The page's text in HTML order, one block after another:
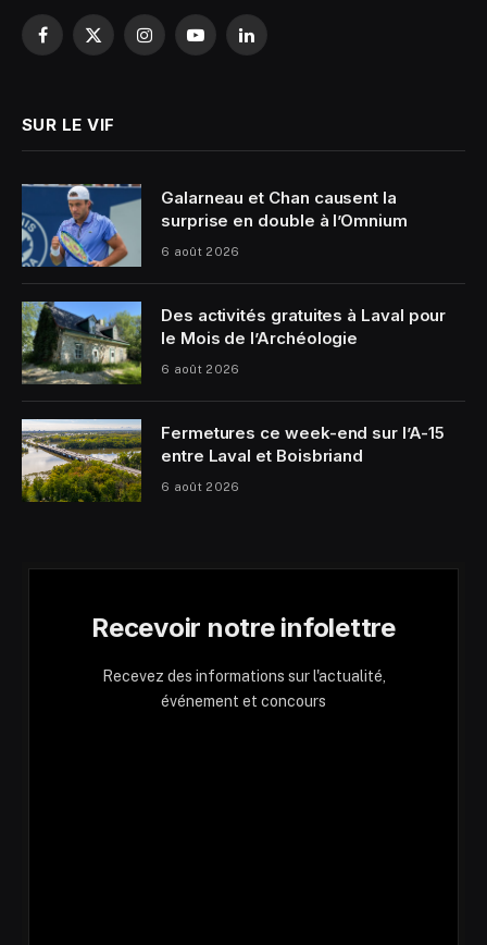
Facebook
X
InstagramYouTubeLinkedIn
SUR LE VIF
Galarneau et Chan causent la
surprise en double à l’Omnium
6 août 2026
Des activités gratuites à Laval pour
le Mois de l’Archéologie
6 août 2026
Fermetures ce week-end sur l’A-15
entre Laval et Boisbriand
6 août 2026
Recevoir notre infolettre
Recevez des informations sur l'actualité,
événement et concours